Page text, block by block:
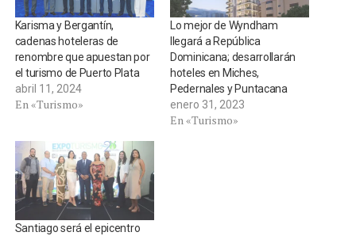
Karisma y Bergantín,
cadenas hoteleras de
renombre que apuestan por
el turismo de Puerto Plata
abril 11, 2024
En «Turismo»
Lo mejor de Wyndham
llegará a República
Dominicana; desarrollarán
hoteles en Miches,
Pedernales y Puntacana
enero 31, 2023
En «Turismo»
Santiago será el epicentro